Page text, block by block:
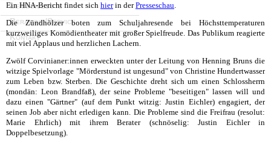
Lernangebote
Beratung/Service
Kontakt
Ein HNA-Bericht findet sich hierin derPresseschau.
Die Zündhölzer boten zum Schuljahresende bei Höchsttemperaturen
kurzweiliges Komödientheater mit großer Spielfreude. Das Publikum reagierte
mit viel Applaus und herzlichen Lachern.
Zwölf Corvinianer:innen erweckten unter der Leitung von Henning Bruns die
witzige Spielvorlage "Mörderstund ist ungesund" von Christine Hundertwasser
zum Leben bzw. Sterben. Die Geschichte dreht sich um einen Schlossherrn
(mondän: Leon Brandfaß), der seine Probleme "beseitigen" lassen will und
dazu einen "Gärtner" (auf dem Punkt witzig: Justin Eichler) engagiert, der
seinen Job aber nicht erledigen kann. Die Probleme sind die Freifrau (resolut:
Marie Ehrlich) mit ihrem Berater (schnöselig: Justin Eichler in
Doppelbesetzung).